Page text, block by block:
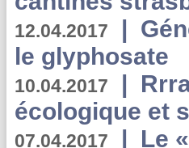
12.04.2017 |
le glyphosate
10.04.2017 |
écologique et
07.04.2017 | Le